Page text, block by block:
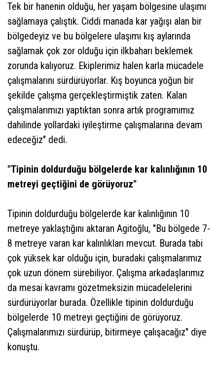
Tek bir hanenin olduğu, her yaşam bölgesine ulaşımı
sağlamaya çalıştık. Ciddi manada kar yağışı alan bir
bölgedeyiz ve bu bölgelere ulaşımı kış aylarında
sağlamak çok zor olduğu için ilkbaharı beklemek
zorunda kalıyoruz. Ekiplerimiz halen karla mücadele
çalışmalarını sürdürüyorlar. Kış boyunca yoğun bir
şekilde çalışma gerçekleştirmiştik zaten. Kalan
çalışmalarımızı yaptıktan sonra artık programımız
dahilinde yollardaki iyileştirme çalışmalarına devam
edeceğiz" dedi.
"Tipinin doldurduğu bölgelerde kar kalınlığının 10
metreyi geçtiğini de görüyoruz"
Tipinin doldurduğu bölgelerde kar kalınlığının 10
metreye yaklaştığını aktaran Agitoğlu, "Bu bölgede 7-
8 metreye varan kar kalınlıkları mevcut. Burada tabi
çok yüksek kar olduğu için, buradaki çalışmalarımız
çok uzun dönem sürebiliyor. Çalışma arkadaşlarımız
da mesai kavramı gözetmeksizin mücadelelerini
sürdürüyorlar burada. Özellikle tipinin doldurduğu
bölgelerde 10 metreyi geçtiğini de görüyoruz.
Çalışmalarımızı sürdürüp, bitirmeye çalışacağız" diye
konuştu.